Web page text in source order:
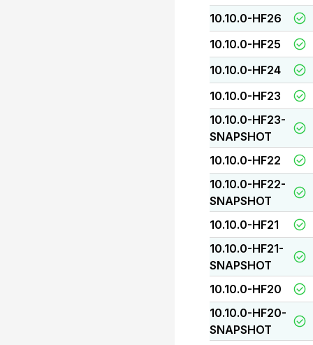
10.10.0-HF26
10.10.0-HF25
10.10.0-HF24
10.10.0-HF23
10.10.0-HF23-
SNAPSHOT
10.10.0-HF22
10.10.0-HF22-
SNAPSHOT
10.10.0-HF21
10.10.0-HF21-
SNAPSHOT
10.10.0-HF20
10.10.0-HF20-
SNAPSHOT